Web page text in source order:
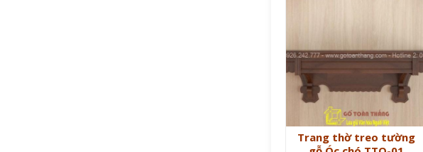
Trang thờ treo tường